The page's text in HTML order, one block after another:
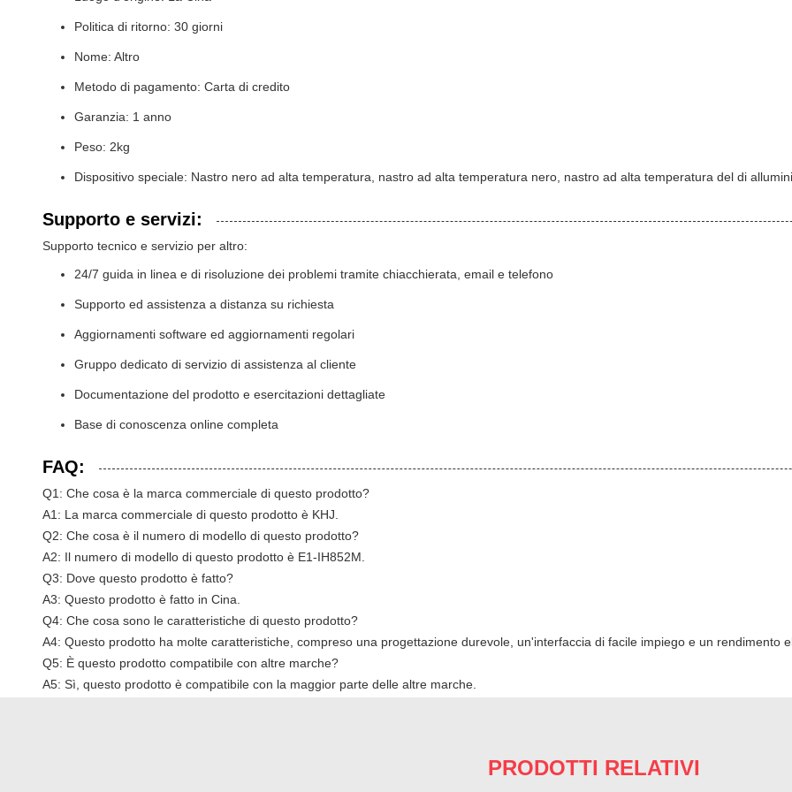
Politica di ritorno: 30 giorni
Nome: Altro
Metodo di pagamento: Carta di credito
Garanzia: 1 anno
Peso: 2kg
Dispositivo speciale: Nastro nero ad alta temperatura, nastro ad alta temperatura nero, nastro ad alta temperatura del di
Supporto e servizi:
Supporto tecnico e servizio per altro:
24/7 guida in linea e di risoluzione dei problemi tramite chiacchierata, email e telefono
Supporto ed assistenza a distanza su richiesta
Aggiornamenti software ed aggiornamenti regolari
Gruppo dedicato di servizio di assistenza al cliente
Documentazione del prodotto e esercitazioni dettagliate
Base di conoscenza online completa
FAQ:
Q1: Che cosa è la marca commerciale di questo prodotto?
A1: La marca commerciale di questo prodotto è KHJ.
Q2: Che cosa è il numero di modello di questo prodotto?
A2: Il numero di modello di questo prodotto è E1-IH852M.
Q3: Dove questo prodotto è fatto?
A3: Questo prodotto è fatto in Cina.
Q4: Che cosa sono le caratteristiche di questo prodotto?
A4: Questo prodotto ha molte caratteristiche, compreso una progettazione durevole, un'interfaccia di facile impiego e un rendimento
Q5: È questo prodotto compatibile con altre marche?
A5: Sì, questo prodotto è compatibile con la maggior parte delle altre marche.
PRODOTTI RELATIVI